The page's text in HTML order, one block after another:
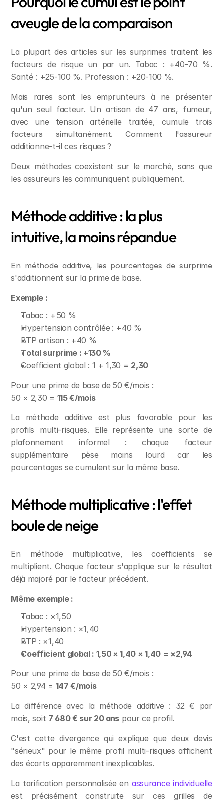
aveugle de la comparaison
La plupart des articles sur les surprimes traitent les
facteurs de risque un par un. Tabac : +40-70 %.
Santé : +25-100 %. Profession : +20-100 %.
Mais rares sont les emprunteurs à ne présenter
qu'un seul facteur. Un artisan de 47 ans, fumeur,
avec une tension artérielle traitée, cumule trois
facteurs simultanément. Comment l'assureur
additionne-t-il ces risques ?
Deux méthodes coexistent sur le marché, sans que
les assureurs les communiquent publiquement.
Méthode additive : la plus
intuitive, la moins répandue
En méthode additive, les pourcentages de surprime
s'additionnent sur la prime de base.
Exemple :
Tabac : +50 %
Hypertension contrôlée : +40 %
BTP artisan : +40 %
Total surprime : +130 %
Coefficient global : 1 + 1,30 = 2,30
Pour une prime de base de 50 €/mois :
50 × 2,30 = 115 €/mois
La méthode additive est plus favorable pour les
profils multi-risques. Elle représente une sorte de
plafonnement informel : chaque facteur
supplémentaire pèse moins lourd car les
pourcentages se cumulent sur la même base.
Méthode multiplicative : l'effet
boule de neige
En méthode multiplicative, les coefficients se
multiplient. Chaque facteur s'applique sur le résultat
déjà majoré par le facteur précédent.
Même exemple :
Tabac : ×1,50
Hypertension : ×1,40
BTP : ×1,40
Coefficient global : 1,50 × 1,40 × 1,40 = ×2,94
Pour une prime de base de 50 €/mois :
50 × 2,94 = 147 €/mois
La différence avec la méthode additive : 32 € par
mois, soit 7 680 € sur 20 ans pour ce profil.
C'est cette divergence qui explique que deux devis
"sérieux" pour le même profil multi-risques affichent
des écarts apparemment inexplicables.
La tarification personnalisée en assurance individuelle
est précisément construite sur ces grilles de